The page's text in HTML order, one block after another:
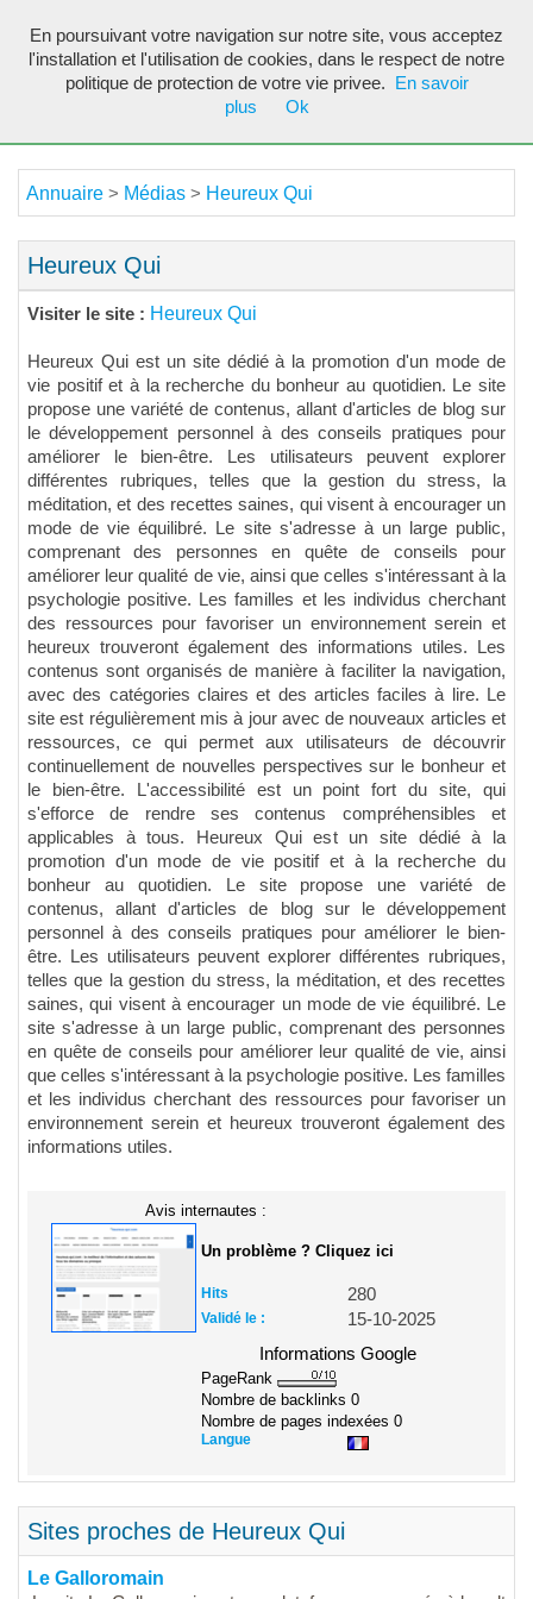
Annuaire > Médias > Heureux Qui
Heureux Qui
Visiter le site : Heureux Qui
Heureux Qui est un site dédié à la promotion d'un mode de
vie positif et à la recherche du bonheur au quotidien. Le site
propose une variété de contenus, allant d'articles de blog sur
le développement personnel à des conseils pratiques pour
améliorer le bien-être. Les utilisateurs peuvent explorer
différentes rubriques, telles que la gestion du stress, la
méditation, et des recettes saines, qui visent à encourager un
mode de vie équilibré. Le site s'adresse à un large public,
comprenant des personnes en quête de conseils pour
améliorer leur qualité de vie, ainsi que celles s'intéressant à la
psychologie positive. Les familles et les individus cherchant
des ressources pour favoriser un environnement serein et
heureux trouveront également des informations utiles. Les
contenus sont organisés de manière à faciliter la navigation,
avec des catégories claires et des articles faciles à lire. Le
site est régulièrement mis à jour avec de nouveaux articles et
ressources, ce qui permet aux utilisateurs de découvrir
continuellement de nouvelles perspectives sur le bonheur et
le bien-être. L'accessibilité est un point fort du site, qui
s'efforce de rendre ses contenus compréhensibles et
applicables à tous. Heureux Qui est un site dédié à la
promotion d'un mode de vie positif et à la recherche du
bonheur au quotidien. Le site propose une variété de
contenus, allant d'articles de blog sur le développement
personnel à des conseils pratiques pour améliorer le bien-
être. Les utilisateurs peuvent explorer différentes rubriques,
telles que la gestion du stress, la méditation, et des recettes
saines, qui visent à encourager un mode de vie équilibré. Le
site s'adresse à un large public, comprenant des personnes
en quête de conseils pour améliorer leur qualité de vie, ainsi
que celles s'intéressant à la psychologie positive. Les familles
et les individus cherchant des ressources pour favoriser un
environnement serein et heureux trouveront également des
informations utiles.
Avis internautes :
Un problème ? Cliquez ici
Hits 280
Validé le :
15-10-2025
Informations Google
PageRank
Nombre de backlinks 0
Nombre de pages indexées 0
Langue
Sites proches de Heureux Qui
Le Galloromain
En poursuivant votre navigation sur notre site, vous acceptez
l'installation et l'utilisation de cookies, dans le respect de notre
politique de protection de votre vie privee.
En savoir
plus
Ok